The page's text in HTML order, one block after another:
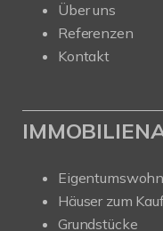
Über uns
Referenzen
Kontakt
Häuser zum
Grundstücke